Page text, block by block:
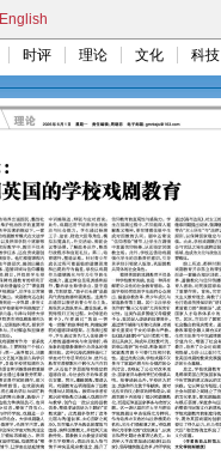
English
时评 理论 文化 科技